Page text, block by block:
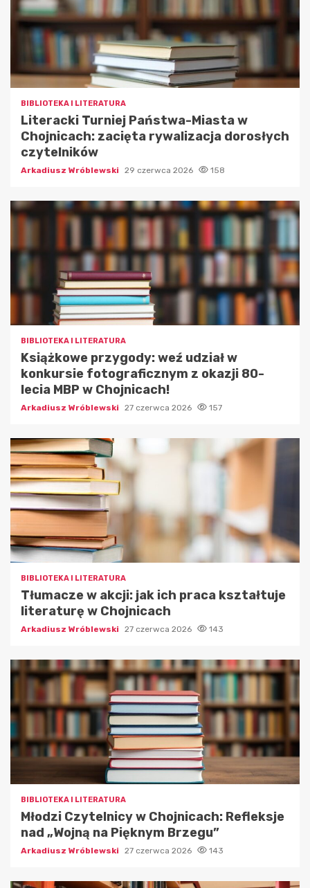
BIBLIOTEKA I LITERATURA
Literacki Turniej Państwa-Miasta w
Chojnicach: zacięta rywalizacja dorosłych
czytelników
Arkadiusz Wróblewski 29 czerwca 2026 158
BIBLIOTEKA I LITERATURA
Książkowe przygody: weź udział w
konkursie fotograficznym z okazji 80-
lecia MBP w Chojnicach!
Arkadiusz Wróblewski 27 czerwca 2026 157
BIBLIOTEKA I LITERATURA
Tłumacze w akcji: jak ich praca kształtuje
literaturę w Chojnicach
Arkadiusz Wróblewski 27 czerwca 2026 143
BIBLIOTEKA I LITERATURA
Młodzi Czytelnicy w Chojnicach: Refleksje
nad „Wojną na Pięknym Brzegu”
Arkadiusz Wróblewski 27 czerwca 2026 143